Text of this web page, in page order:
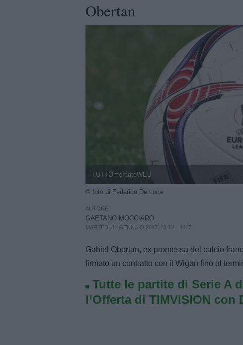
Obertan
TUTTOmercatoWEB
© foto di Federico De Luca
AUTORE
GAETANO MOCCIARO
MARTEDÌ 31 GENNAIO 2017, 23:12 2017
Gabiel Obertan, ex promessa del calcio
firmato un contratto con il Wigan fino al
Tutte le partite di Serie A
l’Offerta di TIMVISION con